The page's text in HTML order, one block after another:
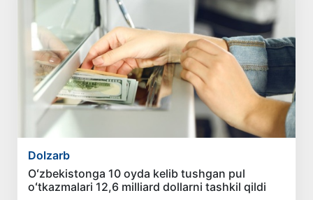
Dolzarb
Oʻzbekistonga 10 oyda kelib tushgan pul
oʻtkazmalari 12,6 milliard dollarni tashkil qildi